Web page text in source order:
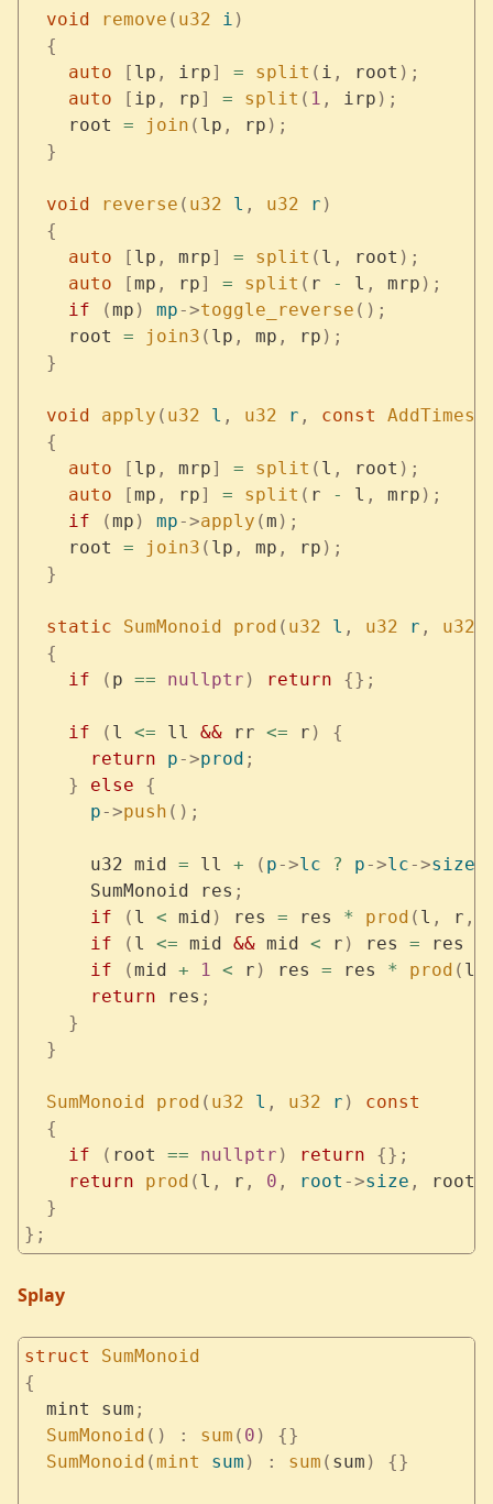
  void
remove ( u32 i )
  {
    auto
[ lp , irp] = split ( i , root );
    auto
[ ip , rp] = split ( 1 , irp );
    root
= join ( lp , rp );
  }
  void
reverse ( u32 l , u32 r )
  {
    auto
[ lp , mrp] = split ( l , root );
    auto
[mp , rp] = split ( r - l , mrp );
    if
(mp ) mp->toggle_reverse ();
    root
= join3 ( lp , mp , rp );
  }
  void
apply ( u32 l , u32 r , const
  {
    auto
[ lp , mrp] = split ( l , root );
    auto
[mp , rp] = split ( r - l , mrp );
    if
(mp ) mp->apply (m );
    root
= join3 ( lp , mp , rp );
  }
  static
SumMonoid prod ( u32 l , u32 r , u32
  {
    if
( p == nullptr ) return {};
    if
( l <= ll && rr <= r )
{
      return
p->prod ;
    }
else {
      p
->push ();
      u32 mid
= ll + ( p->lc ? p->lc->size
      SumMonoid res
;
      if
( l < mid ) res = res * prod ( l , r ,
      if
( l <= mid && mid < r ) res = res
      if
(mid + 1 < r ) res = res * prod ( l
      return
res ;
    }
  }
  SumMonoid
prod ( u32 l , u32 r )
const
  {
    if
( root == nullptr ) return {};
    return
prod ( l , r , 0 , root ->size , root
  }
};
Splay
struct SumMonoid
{
  mint sum
;
  SumMonoid
() : sum ( 0 )
{}
  SumMonoid
(mint sum ) : sum ( sum ) {}